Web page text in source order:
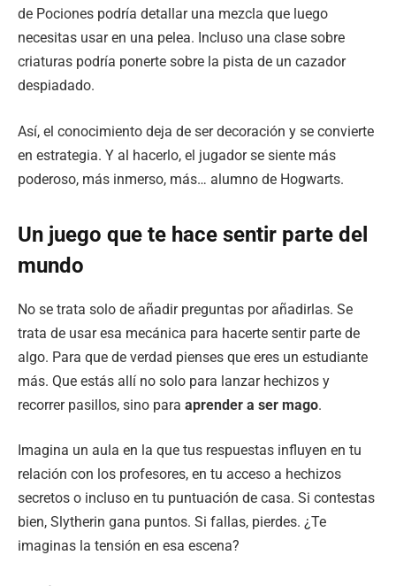
de Pociones podría detallar una mezcla que luego
necesitas usar en una pelea. Incluso una clase sobre
criaturas podría ponerte sobre la pista de un cazador
despiadado.
Así, el conocimiento deja de ser decoración y se convierte
en estrategia. Y al hacerlo, el jugador se siente más
poderoso, más inmerso, más… alumno de Hogwarts.
Un juego que te hace sentir parte del
mundo
No se trata solo de añadir preguntas por añadirlas. Se
trata de usar esa mecánica para hacerte sentir parte de
algo. Para que de verdad pienses que eres un estudiante
más. Que estás allí no solo para lanzar hechizos y
recorrer pasillos, sino para aprender a ser mago.
Imagina un aula en la que tus respuestas influyen en tu
relación con los profesores, en tu acceso a hechizos
secretos o incluso en tu puntuación de casa. Si contestas
bien, Slytherin gana puntos. Si fallas, pierdes. ¿Te
imaginas la tensión en esa escena?